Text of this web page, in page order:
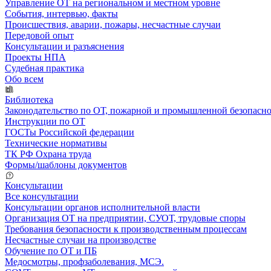
Управление ОТ на региональном и местном уровне
События, интервью, факты
Происшествия, аварии, пожары, несчастные случаи
Передовой опыт
Консультации и разъяснения
Проекты НПА
Судебная практика
Обо всем
Библиотека
Законодательство по ОТ, пожарной и промышленной
Инструкции по ОТ
ГОСТы Российской федерации
Технические нормативы
ТК РФ Охрана труда
Формы/шаблоны документов
Консультации
Все консультации
Консультации органов исполнительной власти
Организация ОТ на предприятии, СУОТ, трудовые споры
Требования безопасности к производственным процессам
Несчастные случаи на производстве
Обучение по ОТ и ПБ
Медосмотры, профзаболевания, МСЭ.